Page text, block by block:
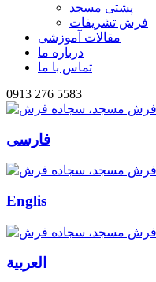
پشتی مسجد
فرش تشریفات
مقالات آموزشی
درباره ما
تماس با ما
0913 276 5583
فارسی
Englis
العربیة